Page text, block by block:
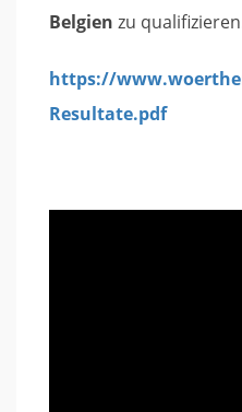
Belgien zu
https://
Resultate.pdf